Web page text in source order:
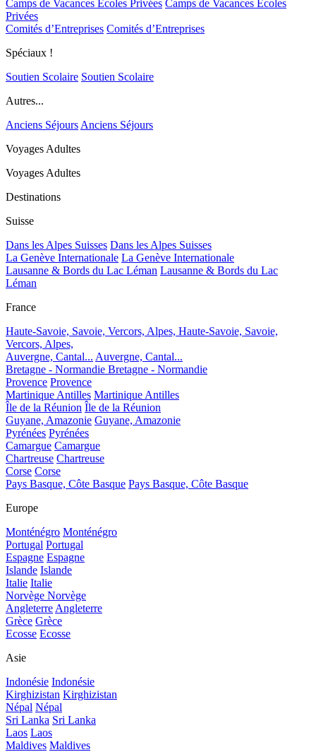
Camps de Vacances Ecoles Privées Camps de Vacances Ecoles
Privées
Comités d’Entreprises Comités d’Entreprises
Spéciaux !
Soutien Scolaire Soutien Scolaire
Autres...
Anciens Séjours Anciens Séjours
Voyages Adultes
Voyages Adultes
Destinations
Suisse
Dans les Alpes Suisses Dans les Alpes Suisses
La Genève Internationale La Genève Internationale
Lausanne & Bords du Lac Léman Lausanne & Bords du Lac
Léman
France
Haute-Savoie, Savoie, Vercors, Alpes, Haute-Savoie, Savoie,
Vercors, Alpes,
Auvergne, Cantal... Auvergne, Cantal...
Bretagne - Normandie Bretagne - Normandie
Provence Provence
Martinique Antilles Martinique Antilles
Île de la Réunion Île de la Réunion
Guyane, Amazonie Guyane, Amazonie
Pyrénées Pyrénées
Camargue Camargue
Chartreuse Chartreuse
Corse Corse
Pays Basque, Côte Basque Pays Basque, Côte Basque
Europe
Monténégro Monténégro
Portugal Portugal
Espagne Espagne
Islande Islande
Italie Italie
Norvège Norvège
Angleterre Angleterre
Grèce Grèce
Ecosse Ecosse
Asie
Indonésie Indonésie
Kirghizistan Kirghizistan
Népal Népal
Sri Lanka Sri Lanka
Laos Laos
Maldives Maldives